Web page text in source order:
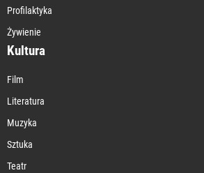
Profilaktyka
Żywienie
Kultura
Film
Literatura
Muzyka
Sztuka
Teatr